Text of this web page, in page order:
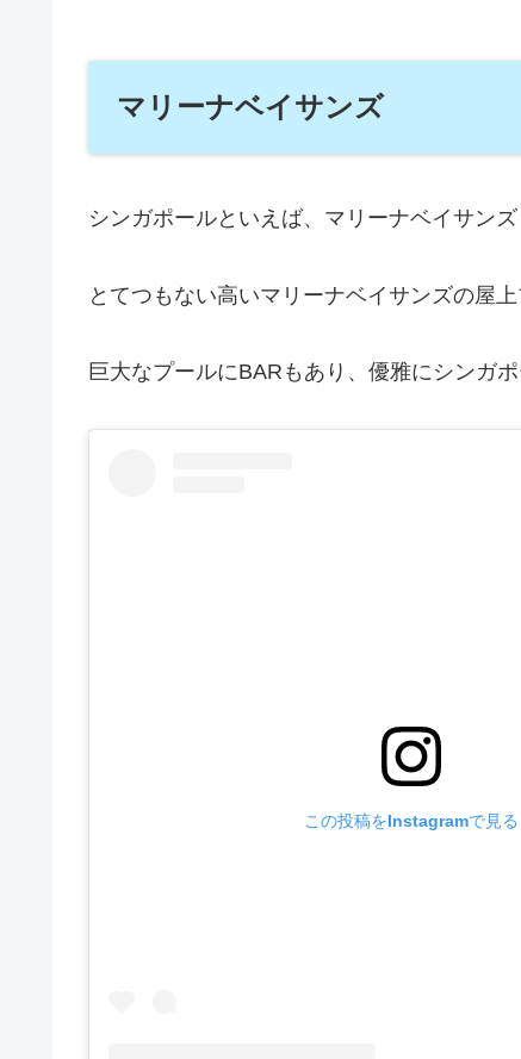
マリーナベイサンズ
シンガポールといえば、マリーナベイサンズ
とてつもない高いマリーナベイサンズの屋
巨大なプールにBARもあり、優雅にシンガポ
この投稿をInstagramで見る